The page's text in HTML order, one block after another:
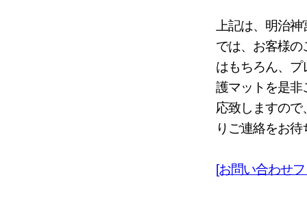
上記は、明治
では、お客様
はもちろん、
護マットを是非
応致しますの
りご連絡をお
[お問い合わせ